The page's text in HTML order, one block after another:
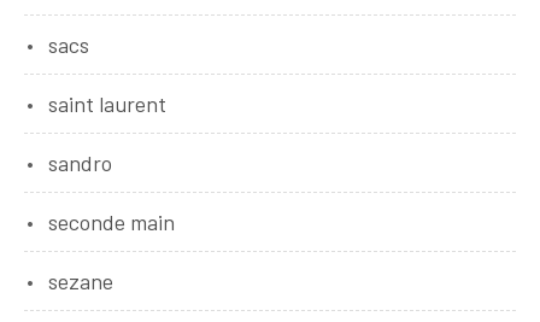
sacs
saint laurent
sandro
seconde main
sezane